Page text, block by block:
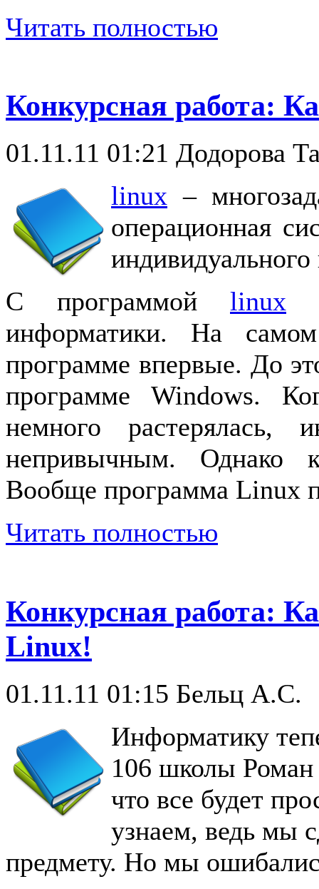
Читать полностью
Конкурсная работа:
01.11.11 01:21 Додорова
linux –
операционная
С программой linux
информатики. На
программе впервые. До
программе Windows.
немного растерялась,
непривычным. Однако
Вообще программа Linux
Читать полностью
Конкурсная работа:
Linux!
01.11.11 01:15 Бельц А.С.
Информатику
106 школы
что все будет
узнаем, ведь мы
предмету. Но мы